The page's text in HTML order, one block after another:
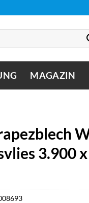
MAGAZIN
3.900